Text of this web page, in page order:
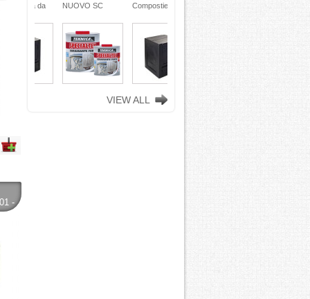
-
NUOVO SC
sverniciatore
universale - tre
pini (COPY) -
TEKNICA
Compostiera da
plastica riciclata
TOOMAX
VIEW ALL